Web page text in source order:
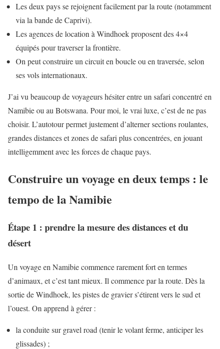
Les deux pays se rejoignent facilement par la route (notamment
via la bande de Caprivi).
Les agences de location à Windhoek proposent des 4×4
équipés pour traverser la frontière.
On peut construire un circuit en boucle ou en traversée, selon
ses vols internationaux.
J’ai vu beaucoup de voyageurs hésiter entre un safari concentré en
Namibie ou au Botswana. Pour moi, le vrai luxe, c’est de ne pas
choisir. L’autotour permet justement d’alterner sections roulantes,
grandes distances et zones de safari plus concentrées, en jouant
intelligemment avec les forces de chaque pays.
Construire un voyage en deux temps : le
tempo de la Namibie
Étape 1 : prendre la mesure des distances et du
désert
Un voyage en Namibie commence rarement fort en termes
d’animaux, et c’est tant mieux. Il commence par la route. Dès la
sortie de Windhoek, les pistes de gravier s’étirent vers le sud et
l’ouest. On apprend à gérer :
la conduite sur gravel road (tenir le volant ferme, anticiper les
glissades) ;